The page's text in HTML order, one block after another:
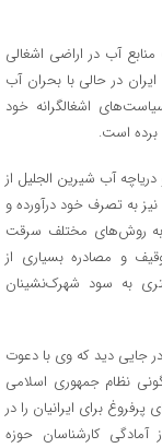
آب در اراضی اشغالی
در حالی با بحران آب
اشغالگرانه خود
برده است.
آب شیرین الجلیل از
نیز به تصرف خود درآورده و
به روش‌های مختلف سرقت
و مصادره بسیاری از
به سود شهرک‌نشینان
جایی دید که وی با دعوت
نظام جمهوری اسلامی
پرفروغ برای ایرانیان را در
کارشناسان حوزه